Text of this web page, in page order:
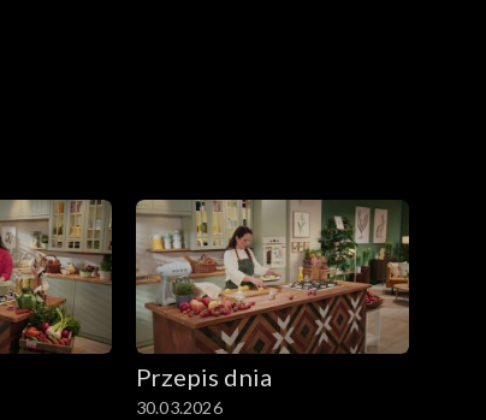
Przepis dnia
30.03.2026